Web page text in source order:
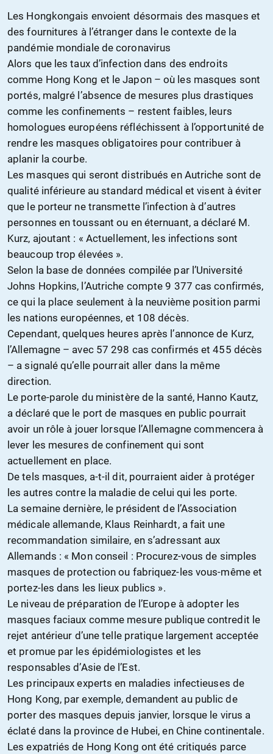
Les Hongkongais envoient désormais des masques et
des fournitures à l’étranger dans le contexte de la
pandémie mondiale de coronavirus
Alors que les taux d’infection dans des endroits
comme Hong Kong et le Japon – où les masques sont
portés, malgré l’absence de mesures plus drastiques
comme les confinements – restent faibles, leurs
homologues européens réfléchissent à l’opportunité de
rendre les masques obligatoires pour contribuer à
aplanir la courbe.
Les masques qui seront distribués en Autriche sont de
qualité inférieureau standard médical et visent à éviter
que le porteur ne transmettel’infection à d’autres
personnes en toussant ou en éternuant, a déclaré M.
Kurz, ajoutant : « Actuellement, les infections sont
beaucoup trop élevées ».
Selon la base de données compilée par l’Université
Johns Hopkins, l’Autriche compte 9 377 cas confirmés,
ce qui la place seulement à la neuvième position parmi
les nations européennes, et 108 décès.
Cependant, quelques heures après l’annonce de Kurz,
l’Allemagne – avec 57 298 cas confirmés et 455 décès
– a signalé qu’elle pourrait aller dans la même
direction.
Le porte-parole du ministère de la santé, Hanno Kautz,
a déclaré que le port de masques en public pourrait
avoir un rôle à jouer lorsque l’Allemagne commencera à
lever les mesures deconfinement qui sont
actuellement en place.
De tels masques, a-t-il dit, pourraient aider à protéger
les autres contre la maladie de celui qui les porte.
La semaine dernière, le président de l’Association
médicale allemande, Klaus Reinhardt, a fait une
recommandation similaire, en s’adressant aux
Allemands : « Mon conseil : Procurez-vous de simples
masques de protection ou fabriquez-les vous-même et
portez-les dans les lieux publics ».
Le niveau de préparation de l’Europe à adopter les
masques faciaux comme mesure publique contredit le
rejet antérieur d’une telle pratique largement acceptée
et promue par les épidémiologistes et les
responsables d’Asie de l’Est.
Les principaux experts en maladies infectieuses de
Hong Kong, par exemple, demandent au public de
porter des masques depuis janvier, lorsque le virus a
éclaté dans la province de Hubei, en Chine continentale.
Les expatriés de Hong Kong ont été critiqués parce